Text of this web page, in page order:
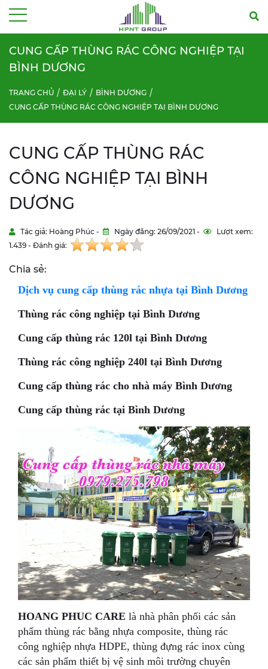
CUNG CẤP THÙNG RÁC CÔNG NGHIỆP TẠI
BÌNH DƯƠNG
TRANG CHỦ ĐẠI LÝ
BÌNH DƯƠNG
CUNG CẤP THÙNG RÁC CÔNG NGHIỆP TẠI BÌNH DƯƠNG
CUNG CẤP THÙNG RÁC
CÔNG NGHIỆP TẠI BÌNH
DƯƠNG
Tác giả: Hoàng Phúc - Ngày đăng: 26/09/2021 -
Lượt xem:
1.439 - Đánh giá:
Chia sẻ:
Dịch vụ cung cấp thùng rác nhựa tại Bình Dương
Thùng rác công nghiệp tại Bình Dương
Cung cấp thùng rác 120l tại Bình Dương
Thùng rác công nghiệp 240l tại Bình Dương
Cung cấp thùng rác cho nhà máy Bình Dương
Cung cấp thùng rác tại Bình Dương
HOANG PHUC CARE là nhà phân phối các sản
phẩm thùng rác bằng nhựa composite, thùng rác
công nghiệp nhựa HDPE, thùng đựng rác inox cùng
các sản phẩm thiết bị vệ sinh môi trường chuyên